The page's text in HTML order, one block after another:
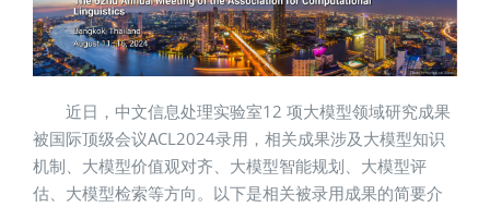
近日，中文信息处理实验室12 项大模型领域研究成果
被国际顶级会议ACL2024录用，相关成果涉及大模型知识
机制、大模型价值观对齐、大模型智能规划、大模型评
估、大模型检索等方向。以下是相关被录用成果的简要介